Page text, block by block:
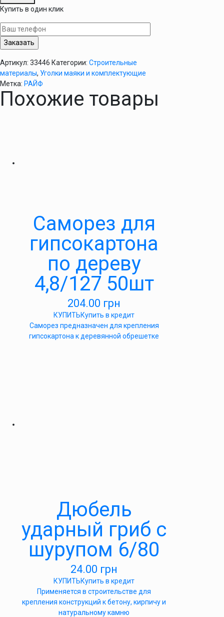
Угол
перфорированный
ПВХ
с
сеткой
Купить в один клик
Артикул: 33446 Категории: Строительные
материалы, Уголки маяки и комплектующие
Метка: РАЙФ
Похожие товары
Саморез для
гипсокартона
по дереву
4,8/127 50шт
204.00 грн
КУПИТЬКупить в кредит
Саморез предназначен для крепления
гипсокартона к деревянной обрешетке
Дюбель
ударный гриб с
шурупом 6/80
24.00 грн
КУПИТЬКупить в кредит
Применяется в строительстве для
крепления конструкций к бетону, кирпичу и
натуральному камню